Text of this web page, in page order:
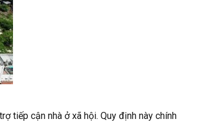
tiếp cận nhà ở xã hội. Quy định này chính